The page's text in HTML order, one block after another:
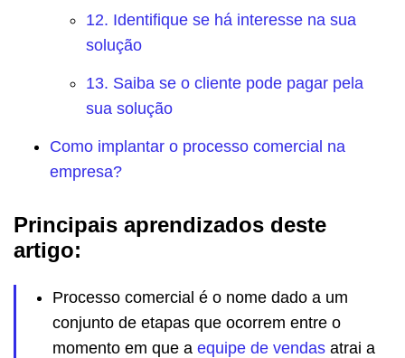
12. Identifique se há interesse na sua
solução
13. Saiba se o cliente pode pagar pela
sua solução
Como implantar o processo comercial na
empresa?
Principais aprendizados deste
artigo:
Processo comercial é o nome dado a um
conjunto de etapas que ocorrem entre o
momento em que a equipe de vendas atrai a